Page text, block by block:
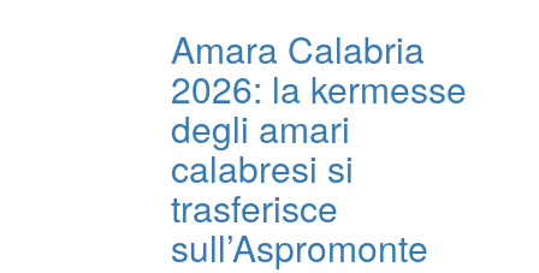
Amara Calabria
2026: la kermesse
degli amari
calabresi si
trasferisce
sull’Aspromonte